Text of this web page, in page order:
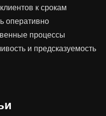
к срокам
оперативно
процессы
и предсказуемость